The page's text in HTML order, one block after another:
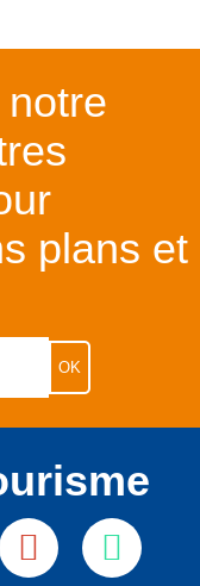
plans et